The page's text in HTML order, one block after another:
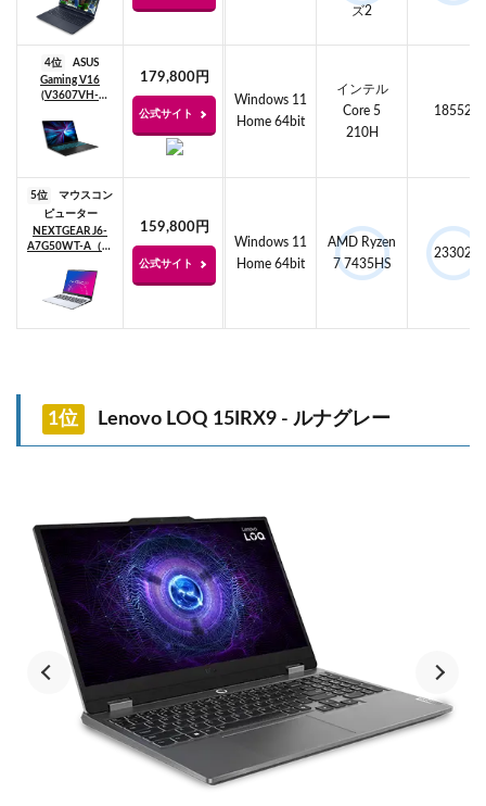
ズ2
4位
ASUS
Gaming V16
(V3607VH-
179,800円
公式サイト
Windows 11
Home 64bit
インテル
Core 5
210H
18552
5位
マウスコン
ピューター
NEXTGEAR J6-
A7G50WT-A（ホ
159,800円
公式サイト
Windows 11
Home 64bit
AMD Ryzen
7 7435HS
23302
1位 Lenovo LOQ 15IRX9 - ルナグレー